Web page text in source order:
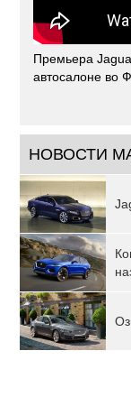
Премьера
автосалоне во
НОВОСТИ